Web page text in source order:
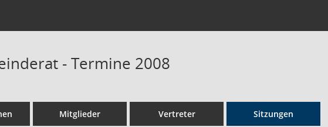
- Termine 2008
Mitglieder Vertreter Sitzungen